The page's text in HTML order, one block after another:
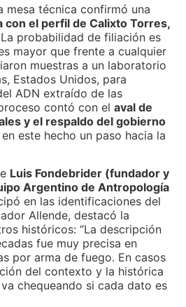
mesa técnica confirmó una
con el perfil de Calixto Torres,
probabilidad de filiación es
mayor que frente a cualquier
muestras a un laboratorio
Estados Unidos, para
ADN extraído de las
contó con el aval de
y el respaldo del gobierno
este hecho un paso hacia la
Luis Fondebrider (fundador y
Argentino de Antropología
en las identificaciones del
Allende, destacó la
históricos: “La descripción
fue muy precisa en
por arma de fuego. En casos
del contexto y la histórica
chequeando si cada dato es